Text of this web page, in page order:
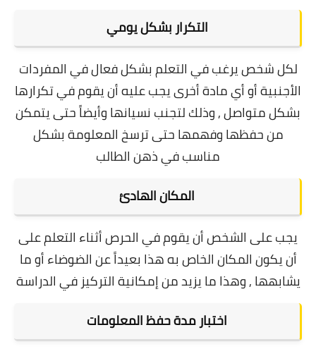
التكرار بشكل يومي
لكل شخص يرغب في التعلم بشكل فعال في المفردات
الأجنبية أو أي مادة أخرى يجب عليه أن يقوم في تكرارها
بشكل متواصل , وذلك لتجنب نسيانها وأيضاً حتى يتمكن
من حفظها وفهمها حتى ترسخ المعلومة بشكل
مناسب في ذهن الطالب
المكان الهادئ
يجب على الشخص أن يقوم في الحرص أثناء التعلم على
أن يكون المكان الخاص به هذا بعيداً عن الضوضاء أو ما
يشابهها , وهذا ما يزيد من إمكانية التركيز في الدراسة
اختبار مدة حفظ المعلومات